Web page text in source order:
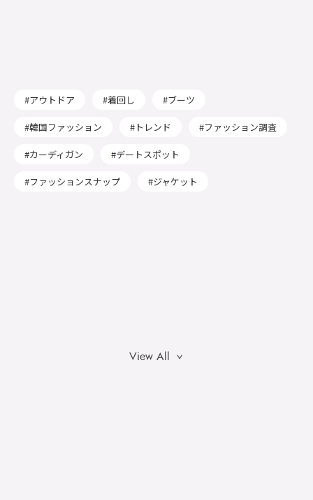
アウトドア 着回し ブーツ
韓国ファッション トレンド ファッション調査
カーディガン デートスポット
ファッションスナップ ジャケット
View All